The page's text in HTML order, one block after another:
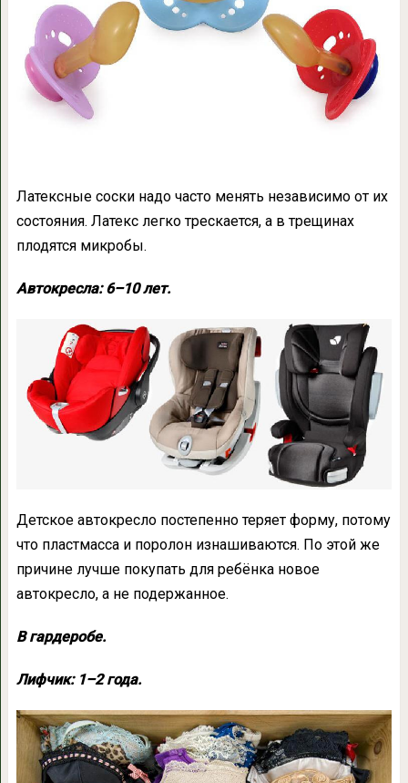
Латексные соски надо часто менять независимо от их
состояния. Латекс легко трескается, а в трещинах
плодятся микробы.
Автокресла: 6–10 лет.
Детское автокресло постепенно теряет форму, потому
что пластмасса и поролон изнашиваются. По этой же
причине лучше покупать для ребёнка новое
автокресло, а не подержанное.
В гардеробе.
Лифчик: 1–2 года.